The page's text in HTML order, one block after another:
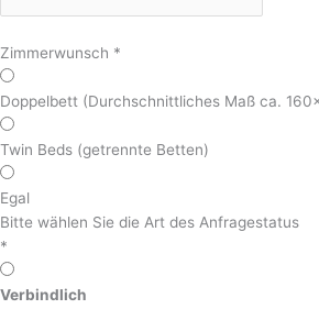
Zimmerwunsch *
Doppelbett (Durchschnittliches Maß ca.
Twin Beds (getrennte Betten)
Egal
Bitte wählen Sie die Art des Anfragestatus
*
Verbindlich